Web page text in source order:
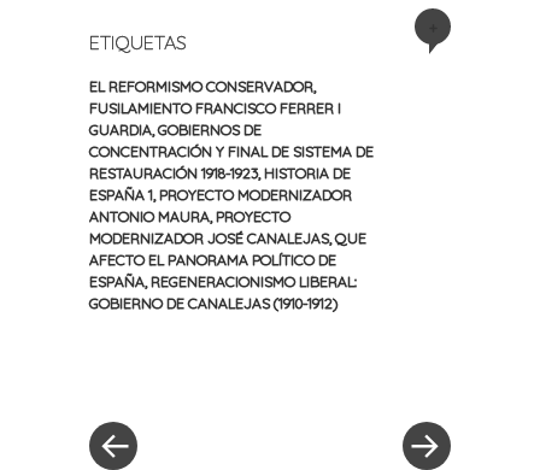
ETIQUETAS
EL REFORMISMO CONSERVADOR
FUSILAMIENTO FRANCISCO FERRER I
GUARDIA ,GOBIERNOS DE
CONCENTRACIÓN Y FINAL DE SISTEMA DE
RESTAURACIÓN 1918-1923, HISTORIA DE
ESPAÑA 1 PROYECTO MODERNIZADOR
ANTONIO MAURA PROYECTO
MODERNIZADOR JOSÉ CANALEJAS,QUE
AFECTO EL PANORAMA POLÍTICO DE
ESPAÑA REGENERACIONISMO LIBERAL:
GOBIERNO DE CANALEJAS (1910-1912)
entradas